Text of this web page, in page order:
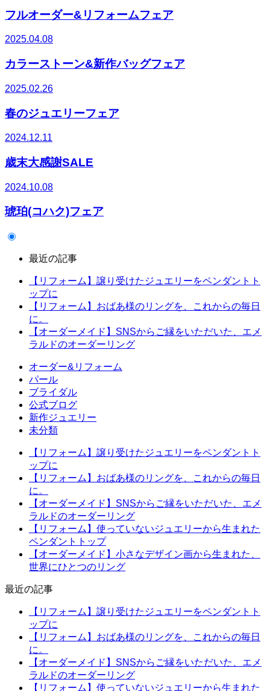
フルオーダー&リフォームフェア
2025.04.08
カラーストーン&新作バッグフェア
2025.02.26
春のジュエリーフェア
2024.12.11
歳末大感謝SALE
2024.10.08
琥珀(コハク)フェア
最近の記事
【リフォーム】譲り受けたジュエリーをペンダントト
ップに
【リフォーム】おばあ様のリングを、これからの毎日
に。
【オーダーメイド】SNSからご縁をいただいた、エメ
ラルドのオーダーリング
オーダー&リフォーム
パール
ブライダル
公式ブログ
新作ジュエリー
未分類
【リフォーム】譲り受けたジュエリーをペンダントト
ップに
【リフォーム】おばあ様のリングを、これからの毎日
に。
【オーダーメイド】SNSからご縁をいただいた、エメ
ラルドのオーダーリング
【リフォーム】使っていないジュエリーから生まれた
ペンダントトップ
【オーダーメイド】小さなデザイン画から生まれた、
世界にひとつのリング
最近の記事
【リフォーム】譲り受けたジュエリーをペンダントト
ップに
【リフォーム】おばあ様のリングを、これからの毎日
に。
【オーダーメイド】SNSからご縁をいただいた、エメ
ラルドのオーダーリング
【リフォーム】使っていないジュエリーから生まれた